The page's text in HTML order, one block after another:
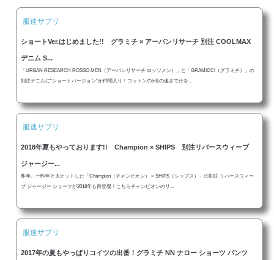
服速サプリ
ショートVer.はじめました!! グラミチ × アーバンリサーチ 別注 COOLMAX
デニム S...
「URBAN RESEARCH ROSSO MEN（アーバンリサーチ ロッソメン）」と「GRAMICCI（グラミチ）」の
別注デニムに“ショートバージョン”が仲間入り！コットンの5倍の速さで汗を...
服速サプリ
2018年夏もやっております!! Champion × SHIPS 別注リバースウィーブ
ジャージー...
昨年、一昨年と大ヒットした「Champion（チャンピオン） × SHIPS（シップス）」の別注 リバースウィー
ブ ジャージー ショーツが2018年も再登場！こちらチャンピオンのリ...
服速サプリ
2017年の夏もやっぱりコイツの出番！グラミチ NN ナロー ショーツ パンツ